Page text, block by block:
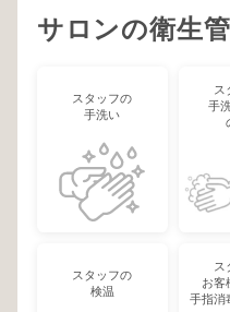
サロンの衛生
スタッフの
手洗い
ス
手
スタッフの
検温
ス
お客
手指消